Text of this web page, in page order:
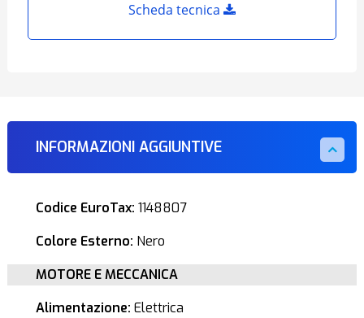
Scheda tecnica
INFORMAZIONI AGGIUNTIVE
Codice EuroTax: 1148807
Colore Esterno: Nero
MOTORE E MECCANICA
Alimentazione: Elettrica